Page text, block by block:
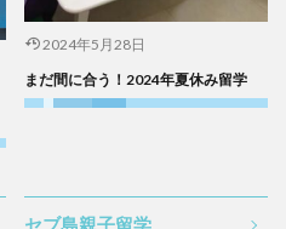
2024年5月28日
まだ間に合う！2024年夏休み留学
セブ島親子留学